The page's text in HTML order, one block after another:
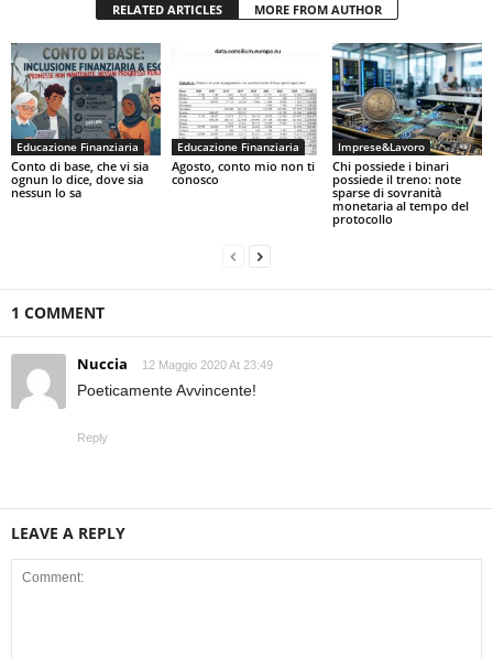
RELATED ARTICLES MORE FROM AUTHOR
Educazione Finanziaria
Conto di base, che vi sia
ognun lo dice, dove sia
nessun lo sa
Educazione Finanziaria
Agosto, conto mio non ti
conosco
Imprese&Lavoro
Chi possiede i binari
possiede il treno: note
sparse di sovranità
monetaria al tempo del
protocollo
1 COMMENT
Nuccia 12 Maggio 2020 At 23:49
Poeticamente Avvincente!
Reply
LEAVE A REPLY